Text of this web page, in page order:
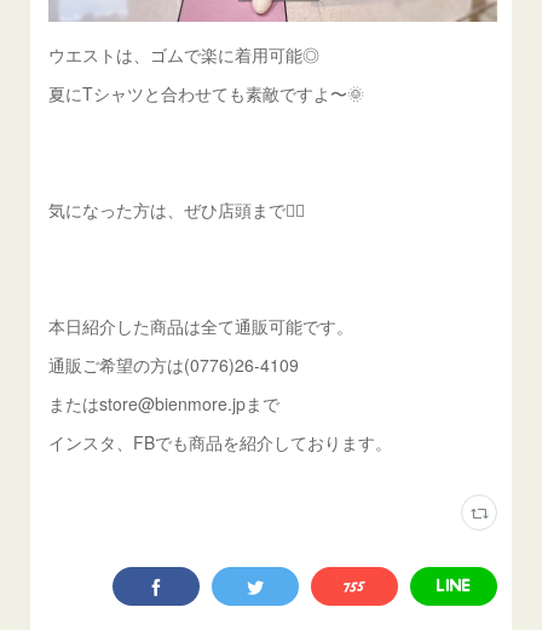
ウエストは、ゴムで楽に着用可能◎
夏にTシャツと合わせても素敵ですよ〜🌞
気になった方は、ぜひ店頭まで💁‍♀️
本日紹介した商品は全て通販可能です。
通販ご希望の方は(0776)26-4109
またはstore@bienmore.jpまで
インスタ、FBでも商品を紹介しております。